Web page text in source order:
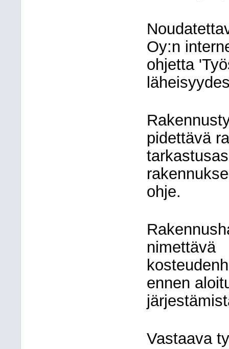
Oy:n
ohjetta
pidettävä
ohje.
nimettävä
ennen
Vastaava